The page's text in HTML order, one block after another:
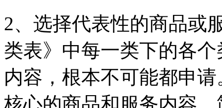
2、选择代表性的商品或
类表》中每一类下的各
内容，根本不可能都申
核心的商品和服务内容